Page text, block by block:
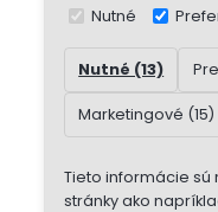
Nutné
Nutné (13)
Marketingové (15)
Tieto informácie sú
stránky ako